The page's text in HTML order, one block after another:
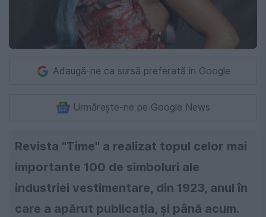
Adaugă-ne ca sursă preferată în Google
Urmărește-ne pe Google News
Revista "Time" a realizat topul celor mai
importante 100 de simboluri ale
industriei vestimentare, din 1923, anul în
care a apărut publicaţia, şi până acum.